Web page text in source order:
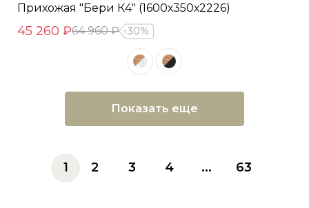
Прихожая "Бери К4" (1600х350х2226)
45 260 ₽64 960 ₽ 30%
Показать еще
1 2 3 4 ... 63